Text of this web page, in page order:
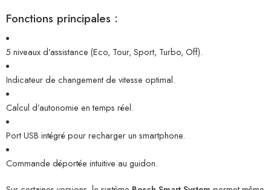
Fonctions principales :
5 niveaux d’assistance (Eco, Tour, Sport, Turbo, Off).
Indicateur de changement de vitesse optimal.
Calcul d’autonomie en temps réel.
Port USB intégré pour recharger un smartphone.
Commande déportée intuitive au guidon.